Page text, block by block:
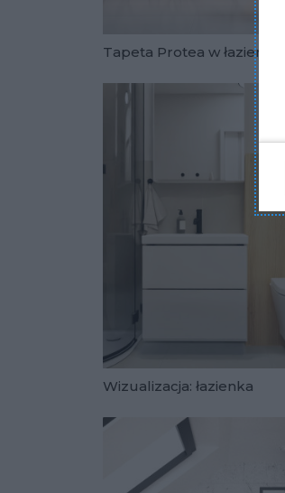
Tapeta Protea w łazience
Wizualizacja: łazienka